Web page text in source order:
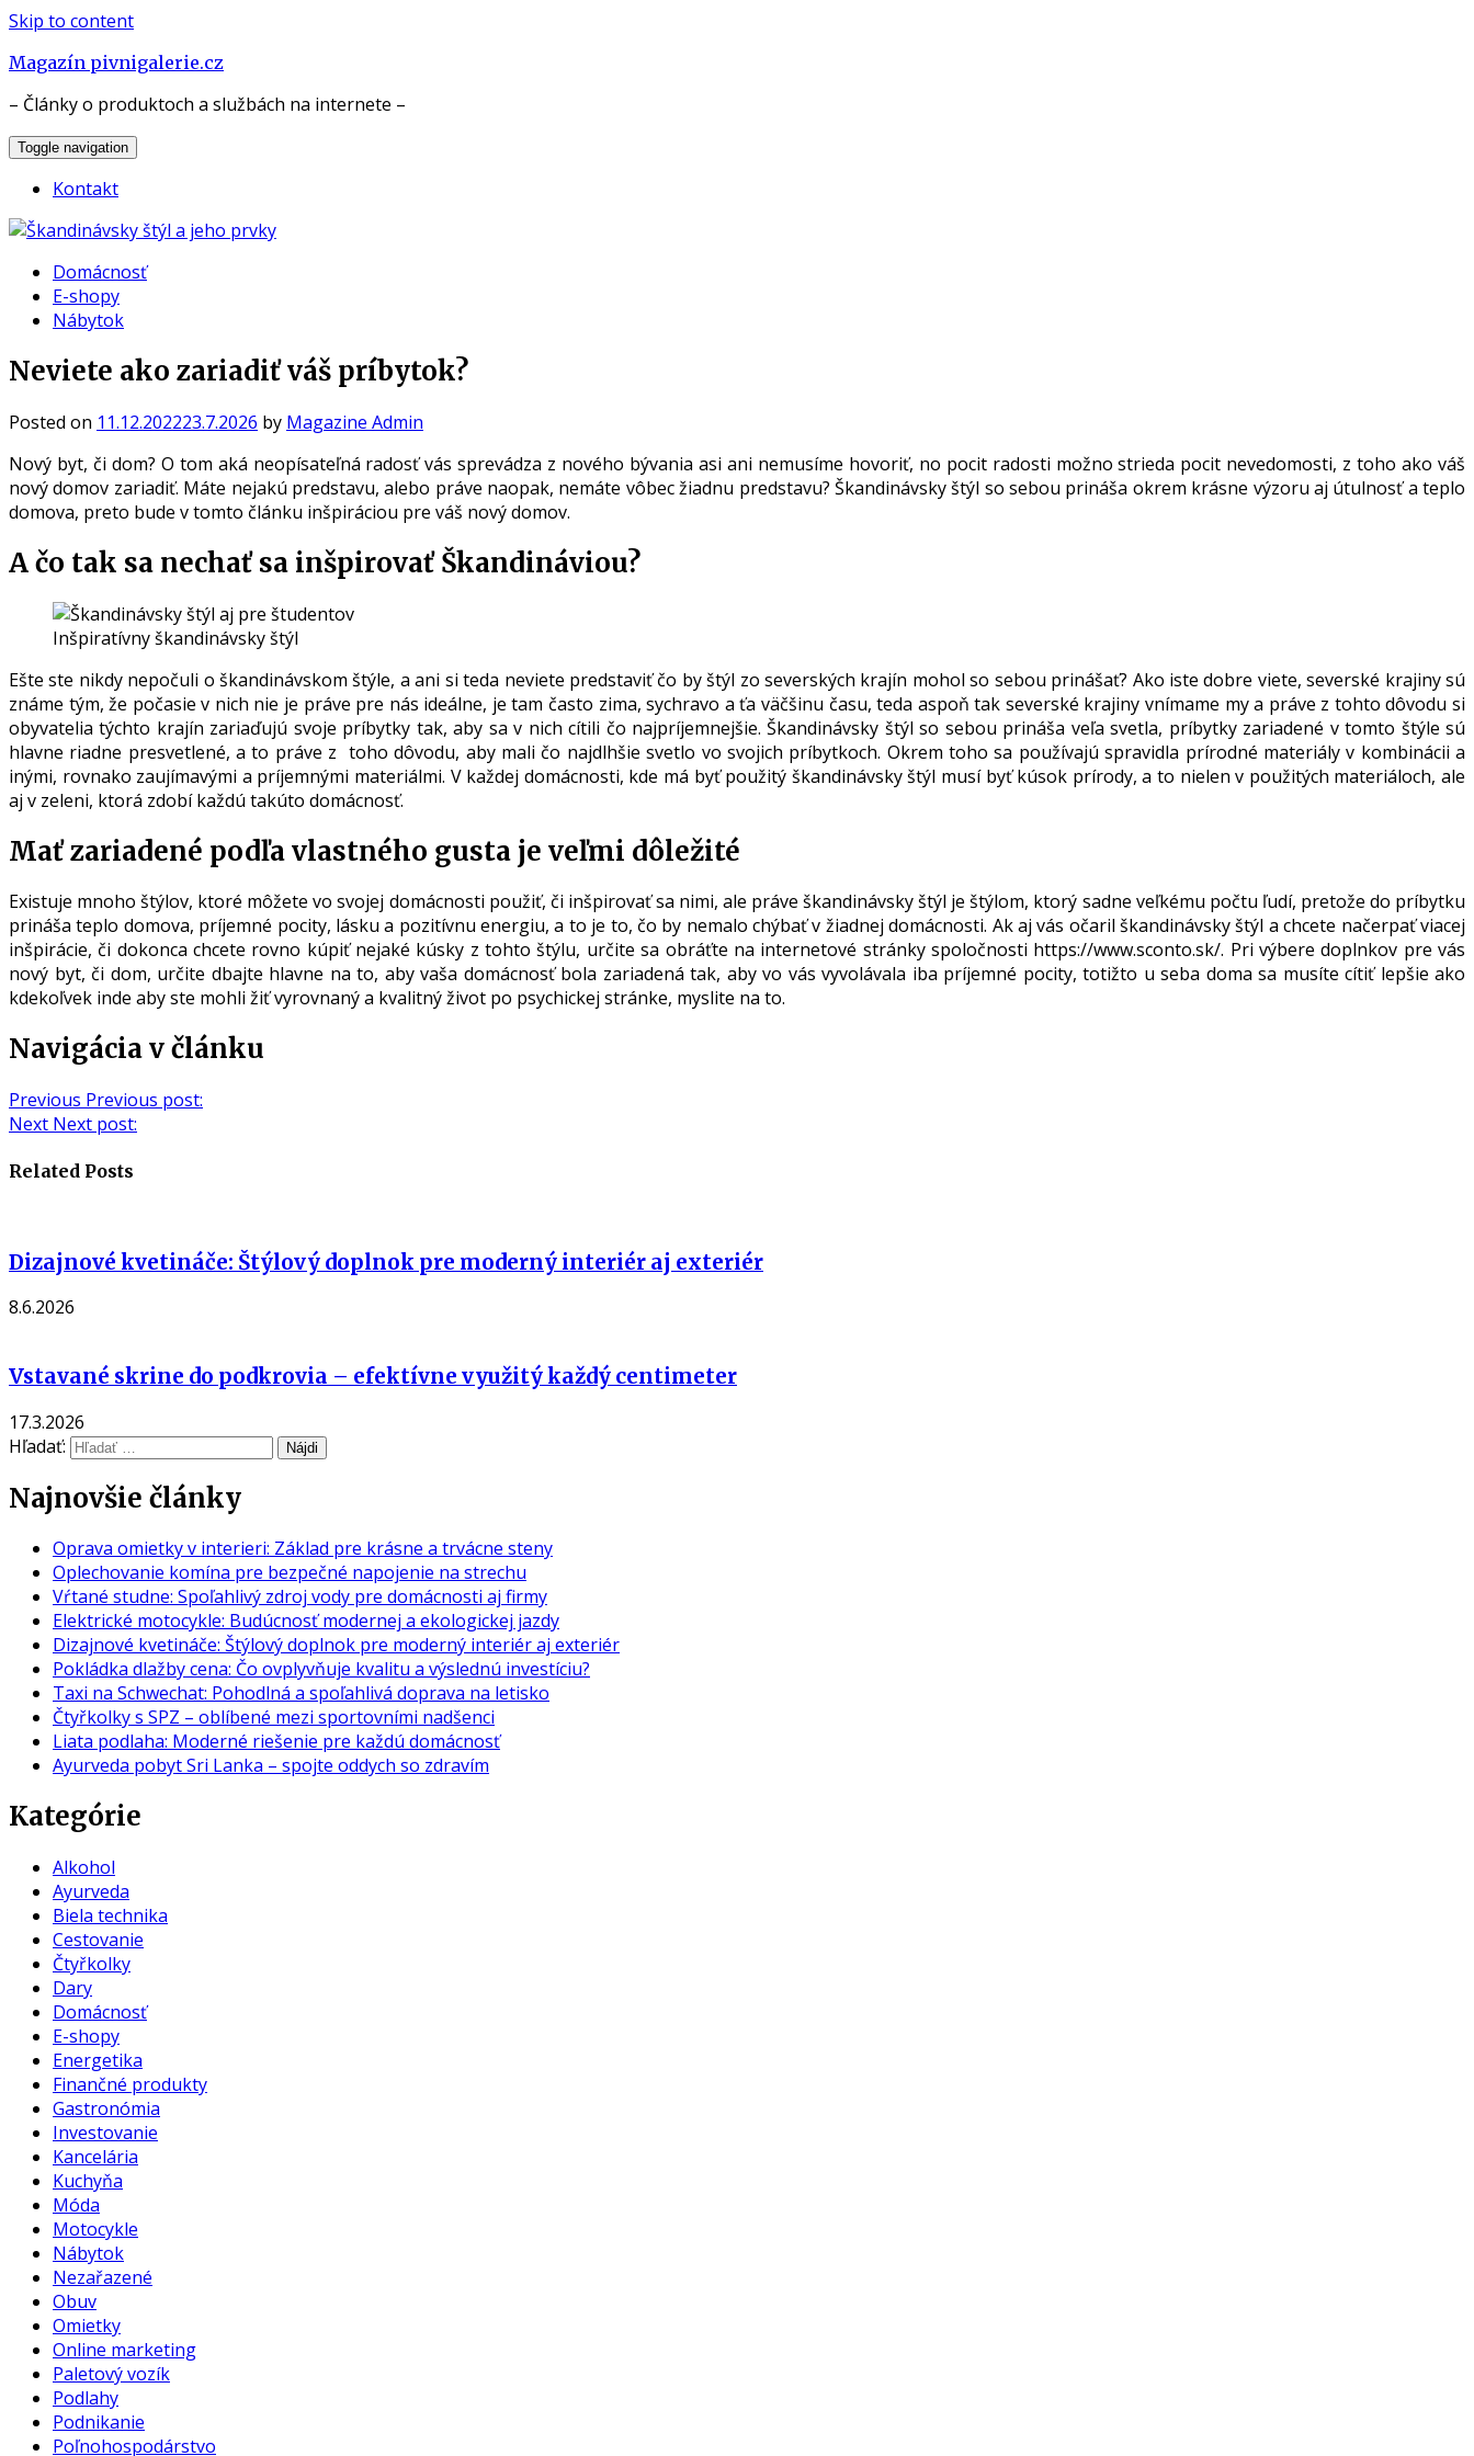
Skip to content
Magazín pivnigalerie.cz
– Články o produktoch a službách na internete –
Toggle navigation
Kontakt
Domácnosť
E-shopy
Nábytok
Neviete ako zariadiť váš príbytok?
Posted on 11.12.202223.7.2026 by Magazine Admin
Nový byt, či dom? O tom aká neopísateľná radosť vás sprevádza z nového bývania asi ani nemusíme hovoriť, no pocit radosti možno strieda pocit nevedomosti, z toho ako váš
nový domov zariadiť. Máte nejakú predstavu, alebo práve naopak, nemáte vôbec žiadnu predstavu? Škandinávsky štýl so sebou prináša okrem krásne výzoru aj útulnosť a teplo
domova, preto bude v tomto článku inšpiráciou pre váš nový domov.
A čo tak sa nechať sa inšpirovať Škandináviou?
Inšpiratívny škandinávsky štýl
Ešte ste nikdy nepočuli o škandinávskom štýle, a ani si teda neviete predstaviť čo by štýl zo severských krajín mohol so sebou prinášať? Ako iste dobre viete, severské krajiny sú
známe tým, že počasie v nich nie je práve pre nás ideálne, je tam často zima, sychravo a ťa väčšinu času, teda aspoň tak severské krajiny vnímame my a práve z tohto dôvodu si
obyvatelia týchto krajín zariaďujú svoje príbytky tak, aby sa v nich cítili čo najpríjemnejšie. Škandinávsky štýl so sebou prináša veľa svetla, príbytky zariadené v tomto štýle sú
hlavne riadne presvetlené, a to práve z toho dôvodu, aby mali čo najdlhšie svetlo vo svojich príbytkoch. Okrem toho sa používajú spravidla prírodné materiály v kombinácii a
inými, rovnako zaujímavými a príjemnými materiálmi. V každej domácnosti, kde má byť použitý škandinávsky štýl musí byť kúsok prírody, a to nielen v použitých materiáloch, ale
aj v zeleni, ktorá zdobí každú takúto domácnosť.
Mať zariadené podľa vlastného gusta je veľmi dôležité
Existuje mnoho štýlov, ktoré môžete vo svojej domácnosti použiť, či inšpirovať sa nimi, ale práve škandinávsky štýl je štýlom, ktorý sadne veľkému počtu ľudí, pretože do príbytku
prináša teplo domova, príjemné pocity, lásku a pozitívnu energiu, a to je to, čo by nemalo chýbať v žiadnej domácnosti. Ak aj vás očaril škandinávsky štýl a chcete načerpať viacej
inšpirácie, či dokonca chcete rovno kúpiť nejaké kúsky z tohto štýlu, určite sa obráťte na internetové stránky spoločnosti https://www.sconto.sk/. Pri výbere doplnkov pre vás
nový byt, či dom, určite dbajte hlavne na to, aby vaša domácnosť bola zariadená tak, aby vo vás vyvolávala iba príjemné pocity, totižto u seba doma sa musíte cítiť lepšie ako
kdekoľvek inde aby ste mohli žiť vyrovnaný a kvalitný život po psychickej stránke, myslite na to.
Navigácia v článku
Previous Previous post:
Next Next post:
Related Posts
Dizajnové kvetináče: Štýlový doplnok pre moderný interiér aj exteriér
8.6.2026
Vstavané skrine do podkrovia – efektívne využitý každý centimeter
17.3.2026
Hľadať:
Najnovšie články
Oprava omietky v interieri: Základ pre krásne a trvácne steny
Oplechovanie komína pre bezpečné napojenie na strechu
Vŕtané studne: Spoľahlivý zdroj vody pre domácnosti aj firmy
Elektrické motocykle: Budúcnosť modernej a ekologickej jazdy
Dizajnové kvetináče: Štýlový doplnok pre moderný interiér aj exteriér
Pokládka dlažby cena: Čo ovplyvňuje kvalitu a výslednú investíciu?
Taxi na Schwechat: Pohodlná a spoľahlivá doprava na letisko
Čtyřkolky s SPZ – oblíbené mezi sportovními nadšenci
Liata podlaha: Moderné riešenie pre každú domácnosť
Ayurveda pobyt Sri Lanka – spojte oddych so zdravím
Kategórie
Alkohol
Ayurveda
Biela technika
Cestovanie
Čtyřkolky
Dary
Domácnosť
E-shopy
Energetika
Finančné produkty
Gastronómia
Investovanie
Kancelária
Kuchyňa
Móda
Motocykle
Nábytok
Nezařazené
Obuv
Omietky
Online marketing
Paletový vozík
Podlahy
Podnikanie
Poľnohospodárstvo